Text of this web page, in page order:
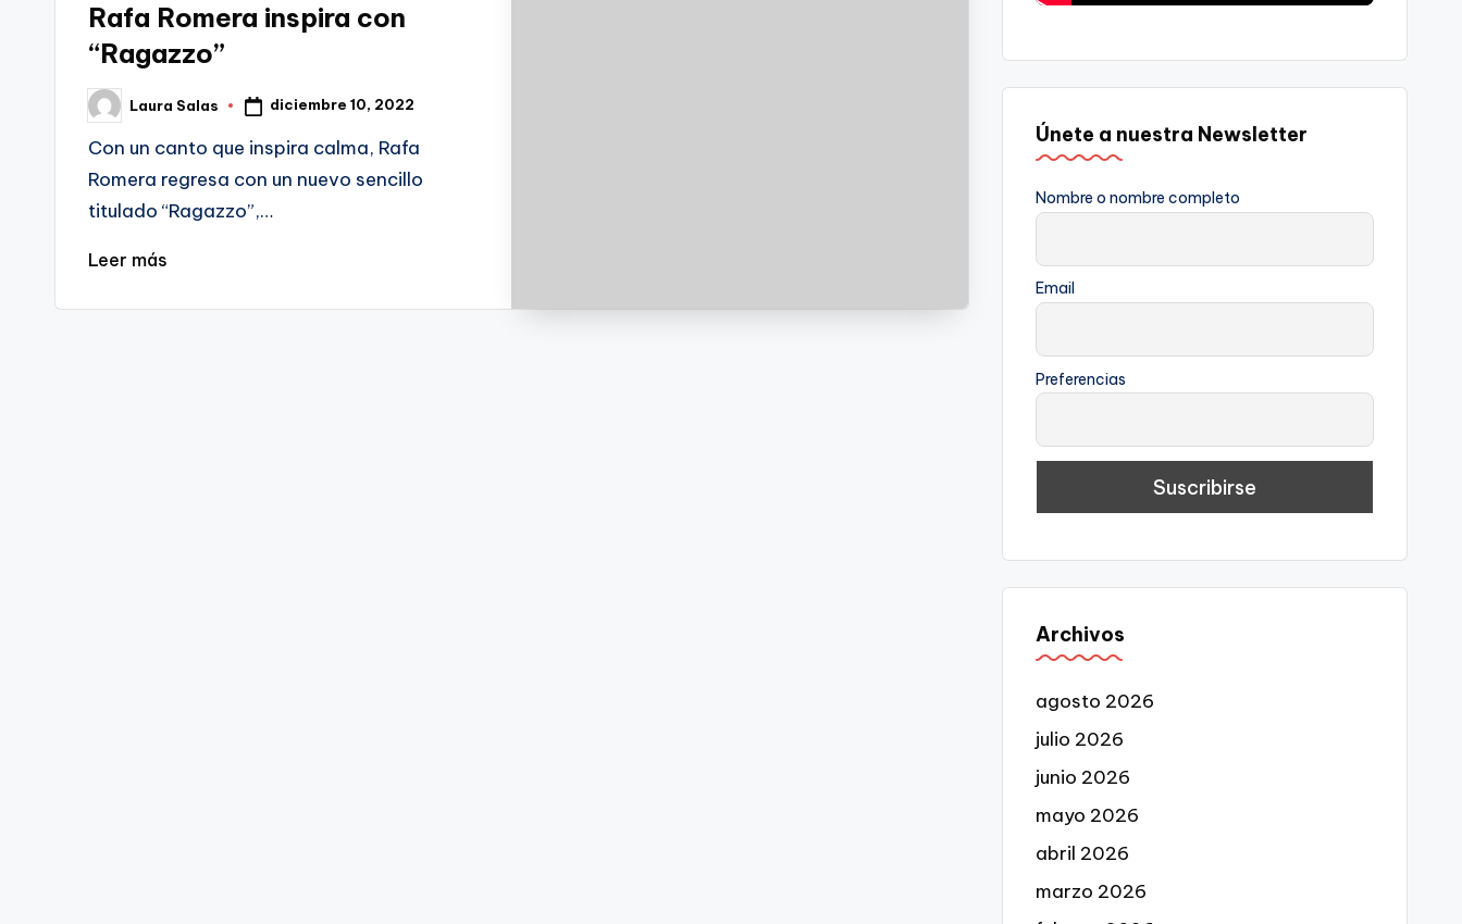
Rafa Romera inspira con
“Ragazzo”
Publicado
por
Laura Salas diciembre 10, 2022
Con un canto que inspira calma, Rafa
Romera regresa con un nuevo sencillo
titulado “Ragazzo”,…
Leer más
Únete a nuestra Newsletter
Nombre o nombre completo
Email
Preferencias
Archivos
agosto 2026
julio 2026
junio 2026
mayo 2026
abril 2026
marzo 2026